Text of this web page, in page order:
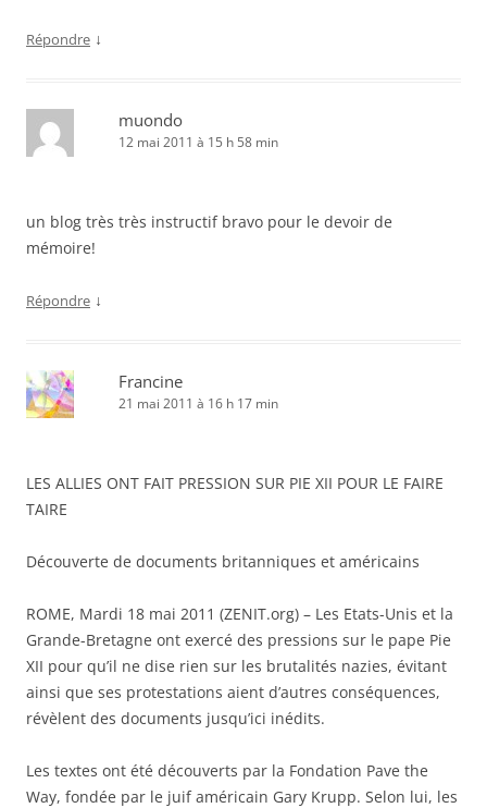
Répondre ↓
muondo
12 mai 2011 à 15 h 58 min
un blog très très instructif bravo pour le devoir de
mémoire!
Répondre ↓
Francine
21 mai 2011 à 16 h 17 min
LES ALLIES ONT FAIT PRESSION SUR PIE XII POUR LE FAIRE
TAIRE
Découverte de documents britanniques et américains
ROME, Mardi 18 mai 2011 (ZENIT.org) – Les Etats-Unis et la
Grande-Bretagne ont exercé des pressions sur le pape Pie
XII pour qu’il ne dise rien sur les brutalités nazies, évitant
ainsi que ses protestations aient d’autres conséquences,
révèlent des documents jusqu’ici inédits.
Les textes ont été découverts par la Fondation Pave the
Way, fondée par le juif américain Gary Krupp. Selon lui, les